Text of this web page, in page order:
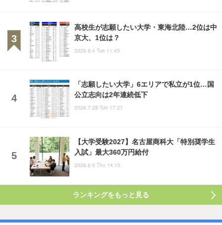
高校生が志願したい大学・東海北陸…2位は中
京大、1位は？
2026.8.4 Tue 11:45
「志願したい大学」6エリアで私立が1位…国
公立志向は2年連続低下
2026.7.28 Tue 17:27
【大学受験2027】名古屋商科大「特別奨学生
入試」最大360万円給付
2026.8.6 Thu 14:15
ランキングをもっと見る